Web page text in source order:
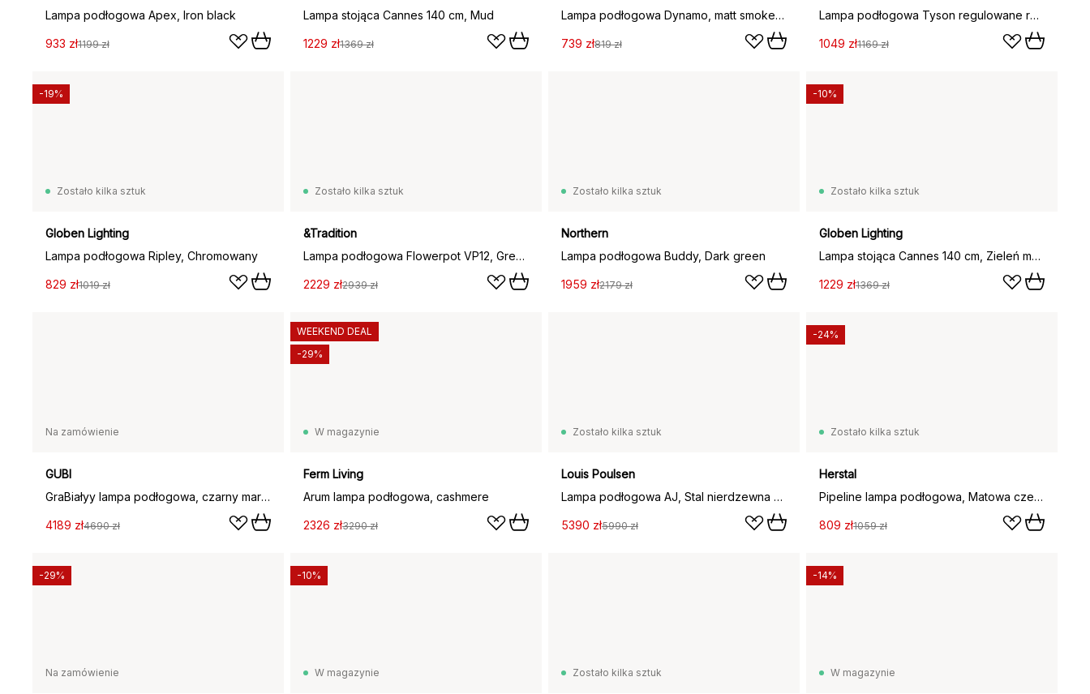
Lampa podłogowa Apex, Iron black
933 zł1199 zł
Lampa stojąca Cannes 140 cm, Mud
1229 zł1369 zł
Lampa podłogowa Dynamo, matt smoke blue (niebieski)
739 zł819 zł
Lampa podłogowa Tyson regulowane ramię Ø19,8 cm, Czarna tekstura
1049 zł1169 zł
Zostało kilka sztuk
Globen Lighting
Lampa podłogowa Ripley, Chromowany
829 zł1019 zł
-19%
Zostało kilka sztuk
&Tradition
Lampa podłogowa Flowerpot VP12, Grey beige
2229 zł2939 zł
Zostało kilka sztuk
Northern
Lampa podłogowa Buddy, Dark green
1959 zł2179 zł
Zostało kilka sztuk
Globen Lighting
Lampa stojąca Cannes 140 cm, Zieleń mchu
1229 zł1369 zł
-10%
Na zamówienie
GUBI
GraBiałyy lampa podłogowa, czarny marmur/canvas
4189 zł4690 zł
W magazynie
Ferm Living
Arum lampa podłogowa, cashmere
2326 zł3290 zł
WEEKEND DEAL
-29%
Zostało kilka sztuk
Louis Poulsen
Lampa podłogowa AJ, Stal nierdzewna polerowana
5390 zł5990 zł
Zostało kilka sztuk
Herstal
Pipeline lampa podłogowa, Matowa czerń, podwójny
809 zł1059 zł
-24%
Na zamówienie
-29%
W magazynie
-10%
Zostało kilka sztuk W magazynie
-14%